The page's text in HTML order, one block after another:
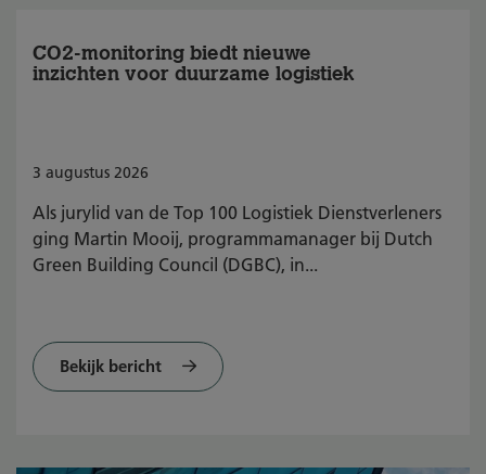
CO2-monitoring biedt nieuwe
inzichten voor duurzame logistiek
3 augustus 2026
Als jurylid van de Top 100 Logistiek Dienstverleners
ging Martin Mooij, programmamanager bij Dutch
Green Building Council (DGBC), in...
Bekijk bericht